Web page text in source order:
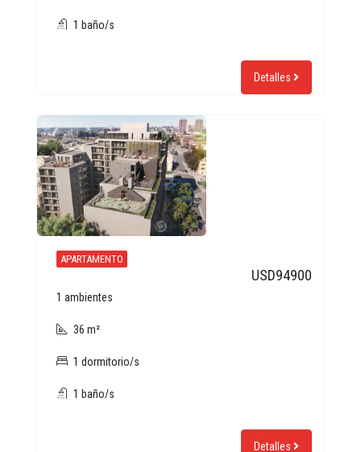
1 baño/s
Detalles
APARTAMENTO
USD94900
1 ambientes
36 m²
1 dormitorio/s
1 baño/s
Detalles